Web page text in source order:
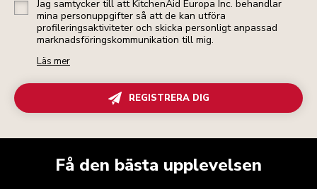
Jag samtycker till att KitchenAid Europa Inc. behandlar
mina personuppgifter så att de kan utföra
profileringsaktiviteter och skicka personligt anpassad
marknadsföringskommunikation till mig.
Läs mer
REGISTRERA DIG
Få den bästa upplevelsen